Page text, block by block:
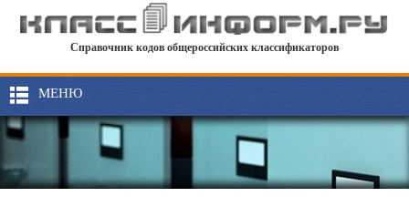
Справочник кодов общероссийских классификаторов
МЕНЮ